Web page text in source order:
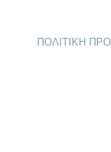
ΠΟΛΙΤΙΚΗ